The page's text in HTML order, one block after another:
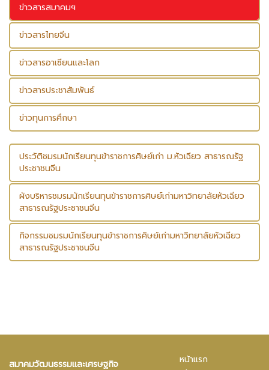
ข่าวสารสมาคมฯ
ข่าวสารไทยจีน
ข่าวสารอาเซียนและโลก
ข่าวสารประชาสัมพันธ์
ข่าวทุนการศึกษา
ประวัติชมรมนักเรียนทุนข้าราชการศิษย์เก่า ม.หัวเฉียว สาธารณรัฐ
ประชาชนจีน
ผังบริหารชมรมนักเรียนทุนข้าราชการศิษย์เก่ามหาวิทยาลัยหัวเฉียว
สาธารณรัฐประชาชนจีน
กิจกรรมชมรมนักเรียนทุนข้าราชการศิษย์เก่ามหาวิทยาลัยหัวเฉียว
สาธารณรัฐประชาชนจีน
สมาคมวัฒนธรรมและเศรษฐกิจ
หน้าแรก